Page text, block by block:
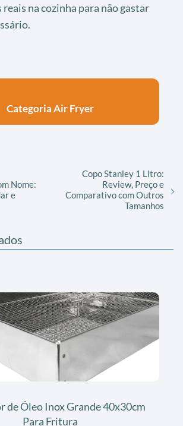
reais na cozinha para não gastar
Categoria Air Fryer
Nome:
e
Copo Stanley 1 Litro:
Review, Preço e
Comparativo com Outros
Tamanhos
de Óleo Inox Grande 40x30cm
Para Fritura